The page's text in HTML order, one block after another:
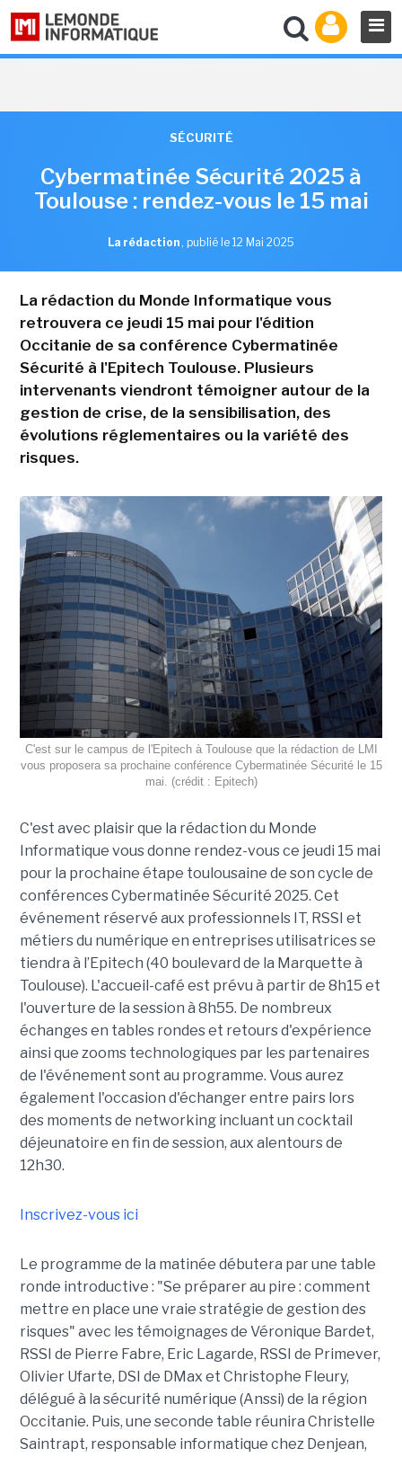
SÉCURITÉ
Cybermatinée Sécurité 2025 à
Toulouse : rendez-vous le 15 mai
La rédaction , publié le 12 Mai 2025
La rédaction du Monde Informatique vous
retrouvera ce jeudi 15 mai pour l'édition
Occitanie de sa conférence Cybermatinée
Sécurité à l'Epitech Toulouse. Plusieurs
intervenants viendront témoigner autour de la
gestion de crise, de la sensibilisation, des
évolutions réglementaires ou la variété des
risques.
C'est sur le campus de l'Epitech à Toulouse que la rédaction de LMI
vous proposera sa prochaine conférence Cybermatinée Sécurité le 15
mai. (crédit : Epitech)
C'est avec plaisir que la rédaction du Monde
Informatique vous donne rendez-vous ce jeudi 15 mai
pour la prochaine étape toulousaine de son cycle de
conférences Cybermatinée Sécurité 2025. Cet
événement réservé aux professionnels IT, RSSI et
métiers du numérique en entreprises utilisatrices se
tiendra à l’Epitech (40 boulevard de la Marquette à
Toulouse). L'accueil-café est prévu à partir de 8h15 et
l'ouverture de la session à 8h55. De nombreux
échanges en tables rondes et retours d'expérience
ainsi que zooms technologiques par les partenaires
de l'événement sont au programme. Vous aurez
également l'occasion d'échanger entre pairs lors
des moments de networking incluant un cocktail
déjeunatoire en fin de session, aux alentours de
12h30.
Inscrivez-vous ici
Le programme de la matinée débutera par une table
ronde introductive : "Se préparer au pire : comment
mettre en place une vraie stratégie de gestion des
risques" avec les témoignages de Véronique Bardet,
RSSI de Pierre Fabre, Eric Lagarde, RSSI de Primever,
Olivier Ufarte, DSI de DMax et Christophe Fleury,
délégué à la sécurité numérique (Anssi) de la région
Occitanie. Puis, une seconde table réunira Christelle
Saintrapt, responsable informatique chez Denjean,